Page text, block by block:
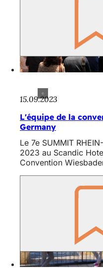
15.09.2023
L'équipe de la
Germany
Le 7e SUMMIT
2023 au Scandic
Convention